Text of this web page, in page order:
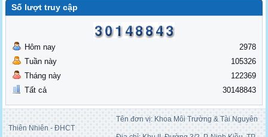
Số lượt truy cập
Hôm nay
Tuần này
Tháng này
Tất cả
2978
105326
122369
30148843
Tên đơn vị: Khoa Môi Trường & Tài Nguyên
Thiên Nhiên - ĐHCT